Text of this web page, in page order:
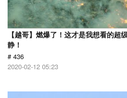
【越哥】燃爆了！这才是我想看的超
静！
# 436
2020-02-12 05:23